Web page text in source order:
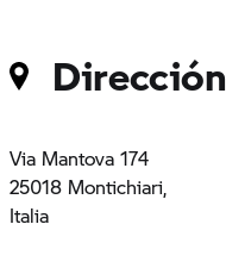
Dirección
Via Mantova 174
25018 Montichiari,
Italia